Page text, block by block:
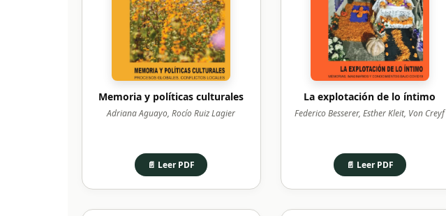
Memoria y políticas culturales
Adriana Aguayo, Rocío Ruiz Lagier
📄 Leer PDF
La explotación de lo íntimo
Federico Besserer, Esther Kleit, Von Creyf
📄 Leer PDF